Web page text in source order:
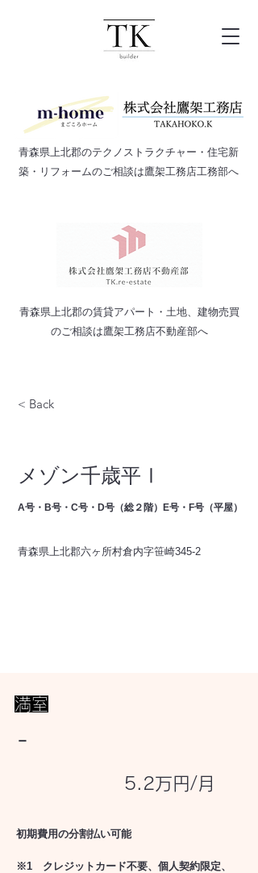
​青森県上北郡のテクノストラクチャー・住宅新
築・リフォームのご相談は鷹架工務店工務部へ
​青森県上北郡の賃貸アパート・土地、建物売買
のご相談は鷹架工務店不動産部へ
< Back
メゾン千歳平Ⅰ
A号・B号・C号・D号（総２階）E号・F号（平屋）
青森県上北郡六ヶ所村倉内字笹崎345-2
満室
－
5.2万円/月
初期費用の分割払い可能
※1 クレジットカード不要、個人契約限定、